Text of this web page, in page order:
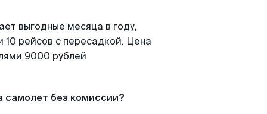
выгодные месяца в году,
рейсов с пересадкой. Цена
9000 рублей
самолет без комиссии?